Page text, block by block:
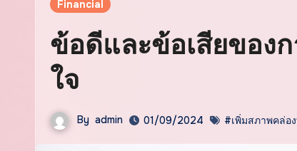
Financial
ข้อดีและข้อเสียของ
ใจ
By admin 01/09/2024 #เพิ่มสภาพคล่อ